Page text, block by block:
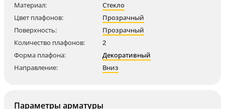
Материал:
Стекло
Цвет плафонов:
Прозрачный
Поверхность:
Прозрачный
Количество плафонов:
2
Форма плафона:
Декоративный
Направление:
Вниз
Параметры арматуры